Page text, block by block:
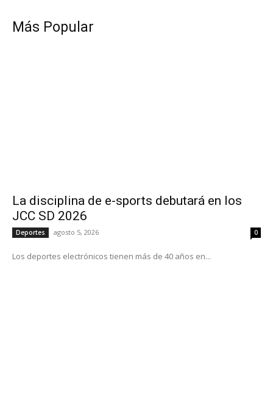
Más Popular
La disciplina de e-sports debutará en los
JCC SD 2026
Deportes agosto 5, 2026 0
Los deportes electrónicos tienen más de 40 años en...